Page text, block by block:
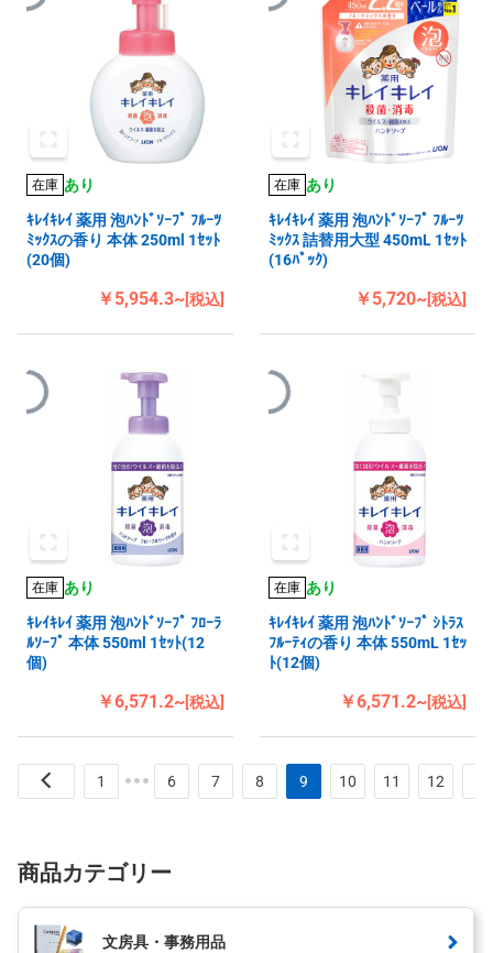
在庫 あり
ｷﾚｲｷﾚｲ 薬用 泡ﾊﾝﾄﾞｿｰﾌﾟ ﾌﾙｰﾂ
ﾐｯｸｽの香り 本体 250ml 1ｾｯﾄ
(20個)
￥5,954.3~[税込]
在庫 あり
ｷﾚｲｷﾚｲ 薬用 泡ﾊﾝﾄﾞｿｰﾌﾟ ﾌﾙｰﾂ
ﾐｯｸｽ 詰替用大型 450mL 1ｾｯﾄ
(16ﾊﾟｯｸ)
￥5,720~[税込]
在庫 あり
ｷﾚｲｷﾚｲ 薬用 泡ﾊﾝﾄﾞｿｰﾌﾟ ﾌﾛｰﾗ
ﾙｿｰﾌﾟ 本体 550ml 1ｾｯﾄ(12
個)
￥6,571.2~[税込]
在庫 あり
ｷﾚｲｷﾚｲ 薬用 泡ﾊﾝﾄﾞｿｰﾌﾟ ｼﾄﾗｽ
ﾌﾙｰﾃｨの香り 本体 550mL 1ｾｯ
ﾄ(12個)
￥6,571.2~[税込]
1 6 7 8 9 10 11 12
商品カテゴリー
文房具・事務用品